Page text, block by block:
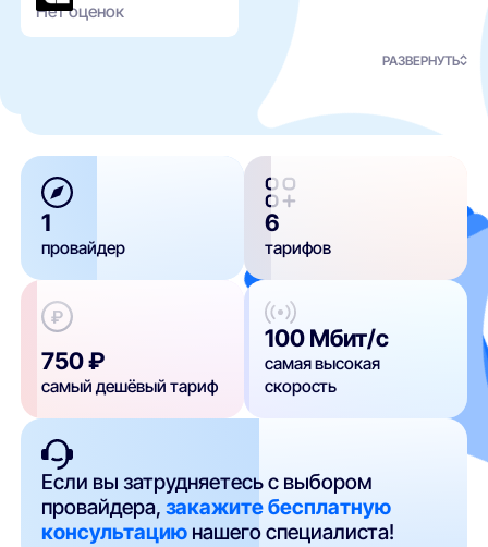
Нет оценок
РАЗВЕРНУТЬ
1
провайдер
6
тарифов
750 ₽
самый дешёвый тариф
100 Мбит/с
самая высокая
скорость
Если вы затрудняетесь с выбором
провайдера,закажите бесплатную
консультацию нашего специалиста!